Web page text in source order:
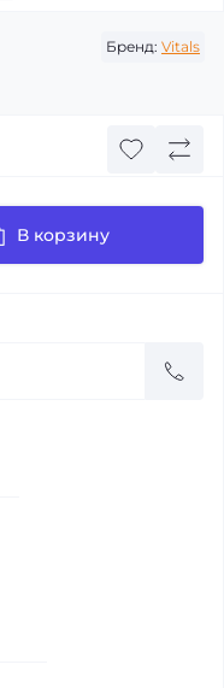
Бренд: Vitals
В корзину